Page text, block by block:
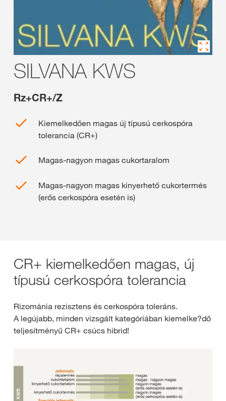
SILVANA KWS
Rz+CR+/Z
Kiemelkedően magas új típusú cerkospóra
tolerancia (CR+)
Magas-nagyon magas cukortaralom
Magas-nagyon magas kinyerhető cukortermés
(erős cerkospóra esetén is)
CR+ kiemelkedően magas, új
típusú cerkospóra tolerancia
Rizománia rezisztens és cerkospóra toleráns.
A legújabb, minden vizsgált kategóriában kiemelke?dő
teljesítményű CR+ csúcs hibrid!